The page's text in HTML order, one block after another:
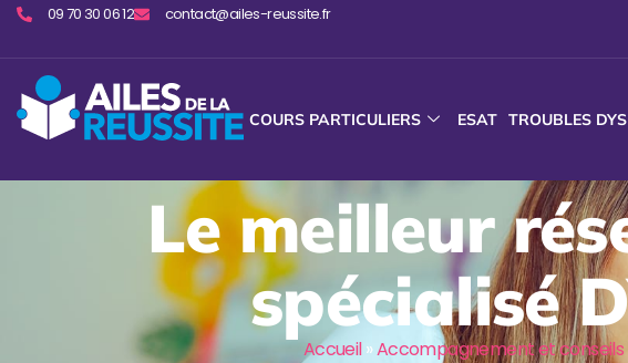
09 70 30 06 12 contact@ailes-reussite.fr
COURS PARTICULIERS ESAT TROUBLES DYS
Le meilleur
spécialisé
Accueil»Accompagnement et conseils